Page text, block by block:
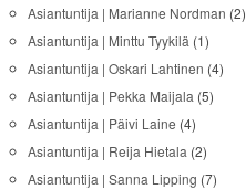
Asiantuntija | Marianne Nordman (2)
Asiantuntija | Minttu Tyykilä (1)
Asiantuntija | Oskari Lahtinen (4)
Asiantuntija | Pekka Maijala (5)
Asiantuntija | Päivi Laine (4)
Asiantuntija | Reija Hietala (2)
Asiantuntija | Sanna Lipping (7)